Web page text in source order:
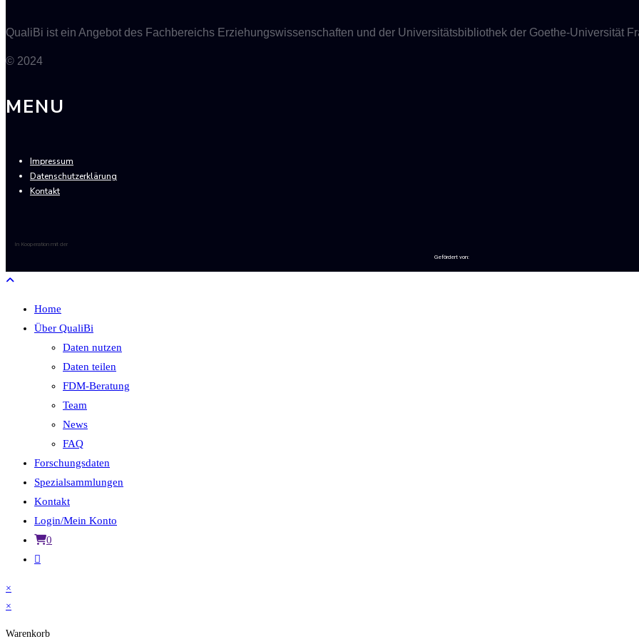
QualiBi ist ein Angebot des Fachbereichs Erziehungswissenschaften und der Universitätsbibliothek der Goethe-Universität
© 2024
MENU
Impressum
Datenschutzerklärung
Kontakt
In Kooperation mit der
Gefördert von:
Home
Über QualiBi
Daten nutzen
Daten teilen
FDM-Beratung
Team
News
FAQ
Forschungsdaten
Spezialsammlungen
Kontakt
Login/Mein Konto
0
Website-
×
×
Warenkorb